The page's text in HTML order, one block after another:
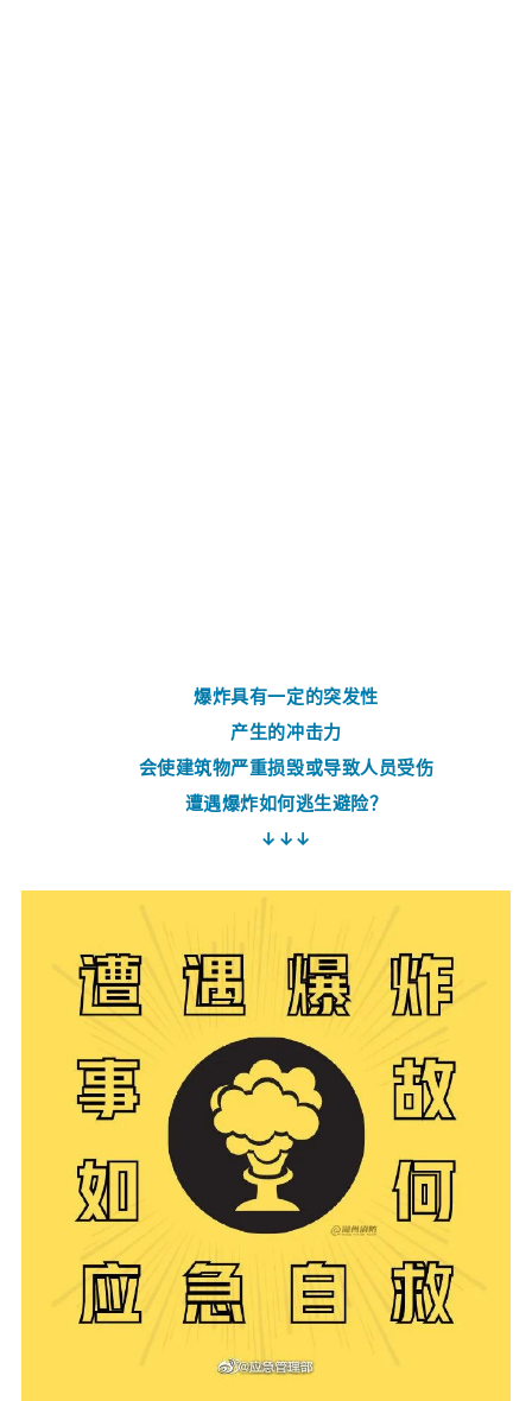
爆炸具有一定的突发性
产生的冲击力
会使建筑物严重损毁或导致人员受伤
遭遇爆炸如何逃生避险？
↓↓↓